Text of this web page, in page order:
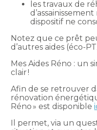
les travaux de
dispositif ne
Notez que ce prêt
d’autres aides (éco-
Mes Aides Réno : un
clair !
Afin de se retrouver
rénovation
Réno » est disponible
Il permet, via un